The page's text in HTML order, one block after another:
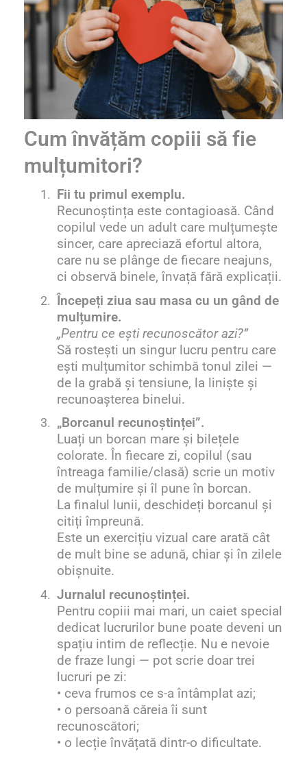
Cum învățăm copiii să fie
mulțumitori?
1.
Fii tu primul exemplu.
Recunoștința este contagioasă. Când
copilul vede un adult care mulțumește
sincer, care apreciază efortul altora,
care nu se plânge de fiecare neajuns,
ci observă binele, învață fără explicații.
2.
Începeți ziua sau masa cu un gând de
mulțumire.
„Pentru ce ești recunoscător azi?”
Să rostești un singur lucru pentru care
ești mulțumitor schimbă tonul zilei —
de la grabă și tensiune, la liniște și
recunoașterea binelui.
3. „Borcanul recunoștinței”.
Luați un borcan mare și bilețele
colorate. În fiecare zi, copilul (sau
întreaga familie/clasă) scrie un motiv
de mulțumire și îl pune în borcan.
La finalul lunii, deschideți borcanul și
citiți împreună.
Este un exercițiu vizual care arată cât
de mult bine se adună, chiar și în zilele
obișnuite.
4. Jurnalul recunoștinței.
Pentru copiii mai mari, un caiet special
dedicat lucrurilor bune poate deveni un
spațiu intim de reflecție. Nu e nevoie
de fraze lungi — pot scrie doar trei
lucruri pe zi:
• ceva frumos ce s-a întâmplat azi;
• o persoană căreia îi sunt
recunoscători;
• o lecție învățată dintr-o dificultate.